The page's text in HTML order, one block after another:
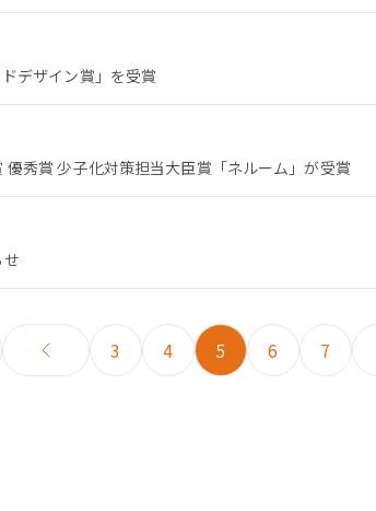
デザイン賞」を受賞
秀賞 少子化対策担当大臣賞「ネルーム」が受賞
3 4 5 6 7